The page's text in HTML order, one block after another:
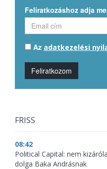
Feliratkozáshoz adja
Az adatkezelési
Feliratkozom
FRISS
08:42
Political Capital: nem
dolga Baka Andrásnak